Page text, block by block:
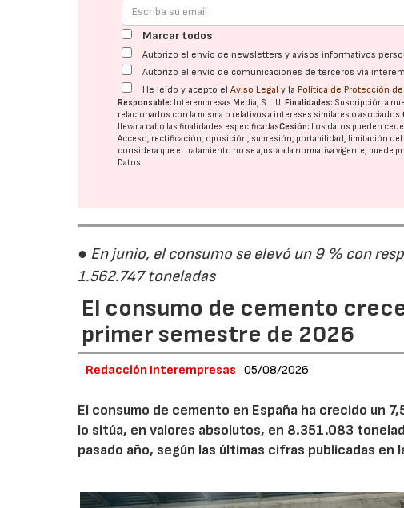
Marcar todos
Autorizo el envío de newsletters y avisos informativos
Autorizo el envío de comunicaciones de terceros vía
He leído y acepto elAviso Legal y la Política de Protección
Responsable: Interempresas Media, S.L.U.Finalidades: Suscripción a
relacionados con la misma o relativos a intereses similares o asociados.
llevar a cabo las finalidades especificadasCesión: Los datos pueden
Acceso, rectificación, oposición, supresión, portabilidad, limitación del
considera que el tratamiento no se ajusta a la normativa vigente, puede
Datos
● En junio, el consumo se elevó un 9 % con
1.562.747 toneladas
El consumo de cemento
primer semestre de 2026
Redacción Interempresas 05/08/2026
El consumo de cemento en España ha crecido un
lo sitúa, en valores absolutos, en 8.351.083
pasado año, según las últimas cifras publicadas